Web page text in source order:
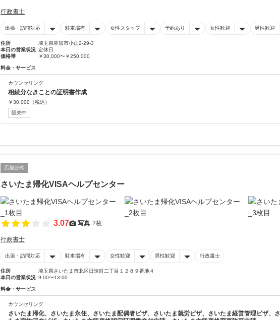
行政書士
出張・訪問対応 駐車場有 女性スタッフ 予約あり 女性歓迎 男性歓迎
住所
埼玉県草加市小山2-29-3
本日の営業状況 定休日
価格帯
￥30,000〜￥250,000
料金・サービス
カウンセリング
相続分なきことの証明書作成
￥30,000 （税込）
販売中
店舗公式
さいたま帰化VISAヘルプセンター
3.07 写真 2枚
行政書士
出張・訪問対応 駐車場有 女性歓迎 男性歓迎 行政書士
住所
埼玉県さいたま市北区日進町二丁目１２８９番地４
本日の営業状況 9:00〜13:00
料金・サービス
カウンセリング
さいたま帰化、さいたま永住、さいたま配偶者ビザ、さいたま就労ビザ、さいたま経営管理ビザ、